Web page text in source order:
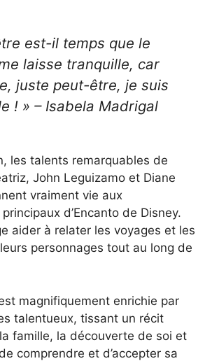
est-il temps que le
laisse tranquille, car
juste peut-être, je suis
! » – Isabela Madrigal
les talents remarquables de
John Leguizamo et Diane
vraiment vie aux
d’Encanto de Disney.
aider à relater les voyages et les
personnages tout au long de
magnifiquement enrichie par
talentueux, tissant un récit
famille, la découverte de soi et
comprendre et d’accepter sa